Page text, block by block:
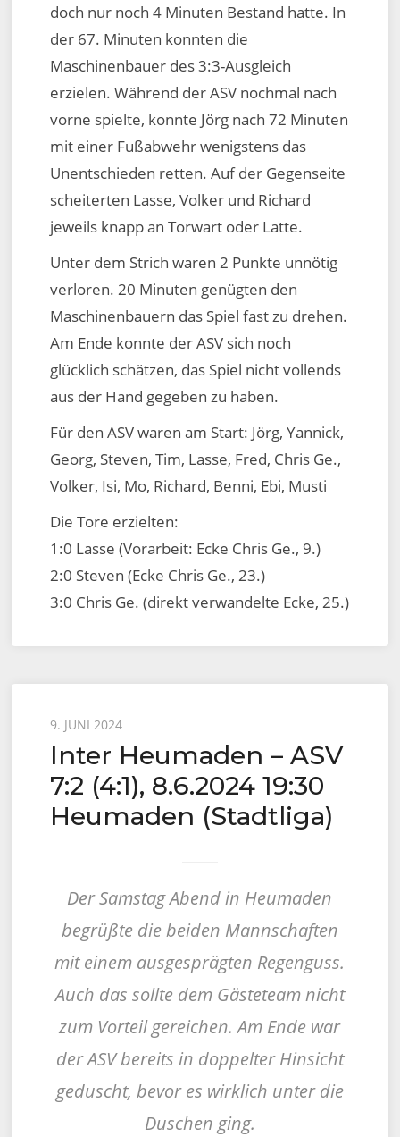
doch nur noch 4 Minuten Bestand hatte. In
der 67. Minuten konnten die
Maschinenbauer des 3:3-Ausgleich
erzielen. Während der ASV nochmal nach
vorne spielte, konnte Jörg nach 72 Minuten
mit einer Fußabwehr wenigstens das
Unentschieden retten. Auf der Gegenseite
scheiterten Lasse, Volker und Richard
jeweils knapp an Torwart oder Latte.
Unter dem Strich waren 2 Punkte unnötig
verloren. 20 Minuten genügten den
Maschinenbauern das Spiel fast zu drehen.
Am Ende konnte der ASV sich noch
glücklich schätzen, das Spiel nicht vollends
aus der Hand gegeben zu haben.
Für den ASV waren am Start: Jörg, Yannick,
Georg, Steven, Tim, Lasse, Fred, Chris Ge.,
Volker, Isi, Mo, Richard, Benni, Ebi, Musti
Die Tore erzielten:
1:0 Lasse (Vorarbeit: Ecke Chris Ge., 9.)
2:0 Steven (Ecke Chris Ge., 23.)
3:0 Chris Ge. (direkt verwandelte Ecke, 25.)
Posted
on
9. JUNI 2024
Inter Heumaden – ASV
7:2 (4:1), 8.6.2024 19:30
Heumaden (Stadtliga)
Der Samstag Abend in Heumaden
begrüßte die beiden Mannschaften
mit einem ausgesprägten Regenguss.
Auch das sollte dem Gästeteam nicht
zum Vorteil gereichen. Am Ende war
der ASV bereits in doppelter Hinsicht
geduscht, bevor es wirklich unter die
Duschen ging.